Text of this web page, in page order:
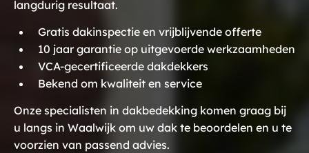
langdurig resultaat.
Gratis dakinspectie en vrijblijvende offerte
10 jaar garantie op uitgevoerde werkzaamheden
VCA-gecertificeerde dakdekkers
Bekend om kwaliteit en service
Onze specialisten in dakbedekking komen graag bij
u langs in Waalwijk om uw dak te beoordelen en u te
voorzien van passend advies.